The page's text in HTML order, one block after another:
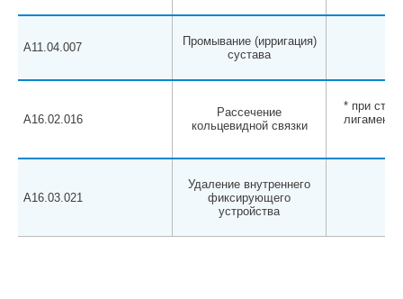
A11.04.007
Промывание (ирригация)
сустава
A16.02.016
Рассечение
кольцевидной связки
* при
А16.03.021
Удаление внутреннего
фиксирующего
устройства